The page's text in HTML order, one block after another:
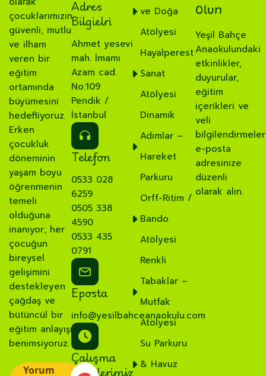
çocuklarımızın
güvenli, mutlu
ve ilham
veren bir
eğitim
ortamında
büyümesini
hedefliyoruz.
Erken
çocukluk
döneminin
yaşam boyu
öğrenmenin
temeli
olduğuna
inanıyor; her
çocuğun
bireysel
gelişimini
destekleyen
çağdaş ve
bütüncül bir
eğitim anlayışı
benimsiyoruz.
Yorum
Adres
Bilgielri
Ahmet yesevi
mah. İmamı
Azam cad.
No:109
Pendik /
İstanbul
Telefon
0533 028
6259
0505 338
4590
0533 435
0791
Eposta
info@yesilbahceanaokulu.com
Çalışma
Saatlerimiz
ve Doğa
Atölyesi
Hayalperest
Sanat
Atölyesi
Dinamik
Adımlar –
Hareket
Parkuru
Orff-Ritim /
Bando
Atölyesi
Renkli
Tabaklar –
Mutfak
Atölyesi
Su Parkuru
& Havuz
Olun
Yeşil Bahçe
Anaokulundaki
etkinlikler,
duyurular,
eğitim
içerikleri ve
veli
e-posta
adresinize
düzenli
olarak alın.